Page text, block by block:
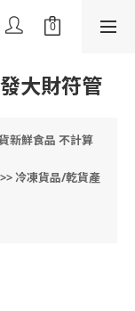
大財符管
新鮮食品 不計算
冷凍貨品/乾貨產